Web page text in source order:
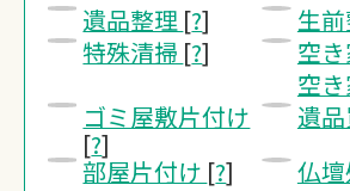
無料・24時間
Webで無料見
遺品整理 [?] 生
特殊清掃 [?]
空
空
ゴミ屋敷片付け
[?]
遺
部屋片付け [?] 仏